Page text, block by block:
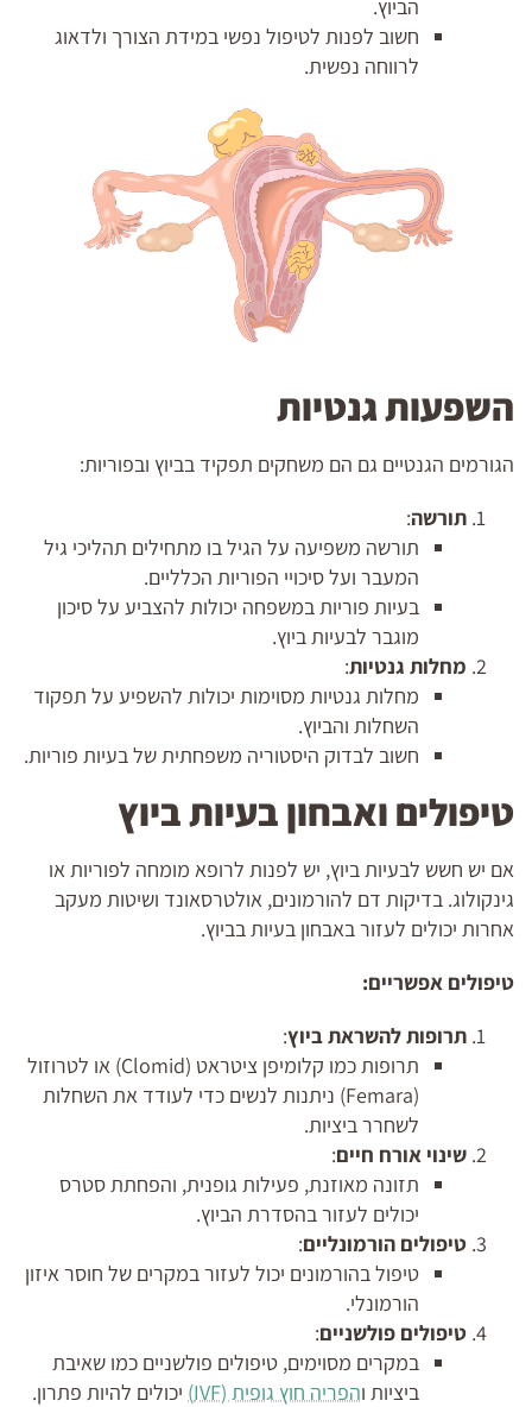
הביוץ.
חשוב לפנות לטיפול נפשי במידת הצורך ולדאוג
לרווחה נפשית.
השפעות גנטיות
הגורמים הגנטיים גם הם משחקים תפקיד בביוץ ובפוריות:
תורשה:
תורשה משפיעה על הגיל בו מתחילים תהליכי גיל
המעבר ועל סיכויי הפוריות הכלליים.
בעיות פוריות במשפחה יכולות להצביע על סיכון
מוגבר לבעיות ביוץ.
מחלות גנטיות:
מחלות גנטיות מסוימות יכולות להשפיע על תפקוד
השחלות והביוץ.
חשוב לבדוק היסטוריה משפחתית של בעיות פוריות.
טיפולים ואבחון בעיות ביוץ
אם יש חשש לבעיות ביוץ, יש לפנות לרופא מומחה לפוריות או
גינקולוג. בדיקות דם להורמונים, אולטרסאונד ושיטות מעקב
אחרות יכולים לעזור באבחון בעיות בביוץ.
טיפולים אפשריים:
תרופות להשראת ביוץ:
תרופות כמו קלומיפן ציטראט (Clomid) או לטרוזול
(Femara) ניתנות לנשים כדי לעודד את השחלות
לשחרר ביציות.
שינוי אורח חיים:
תזונה מאוזנת, פעילות גופנית, והפחתת סטרס
יכולים לעזור בהסדרת הביוץ.
טיפולים הורמונליים:
טיפול בהורמונים יכול לעזור במקרים של חוסר איזון
הורמונלי.
טיפולים פולשניים:
במקרים מסוימים, טיפולים פולשניים כמו שאיבת
ביציות והפריה חוץ גופית (IVF) יכולים להיות פתרון.